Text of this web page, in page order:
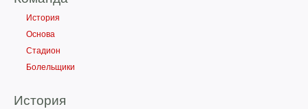
История
Основа
Стадион
Болельщики
История